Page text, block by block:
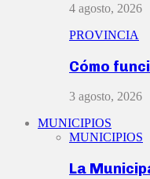
4 agosto, 2026
PROVINCIA
Cómo
3 agosto, 2026
MUNICIPIOS
MUNICIPIOS
La